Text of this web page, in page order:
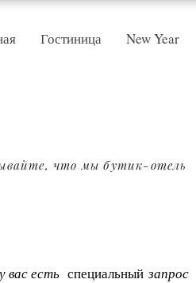
Гостиница New Year
что мы бутик-отель
вас естьспециальныйзапрос